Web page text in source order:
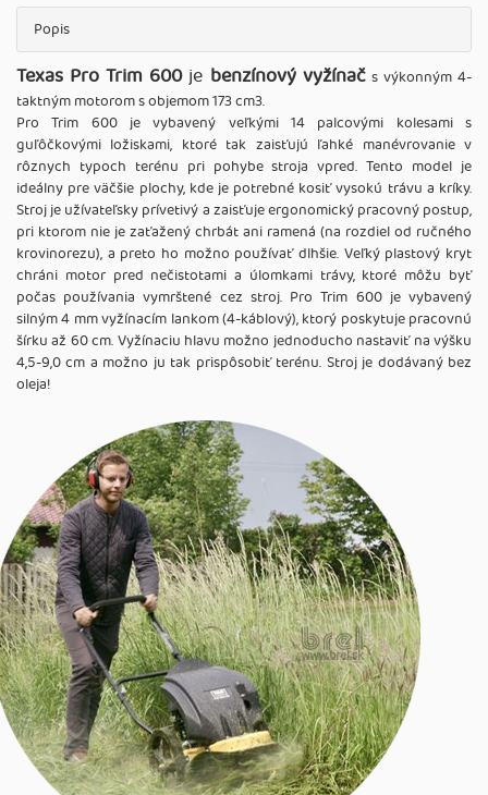
Popis
Texas Pro Trim 600je benzínový vyžínačs výkonným 4-
taktným motorom s objemom 173 cm3.
Pro Trim 600 je vybavený veľkými 14 palcovými kolesami s
guľôčkovými ložiskami, ktoré tak zaisťujú ľahké manévrovanie v
rôznych typoch terénu pri pohybe stroja vpred. Tento model je
ideálny pre väčšie plochy, kde je potrebné kosiť vysokú trávu a kríky.
Stroj je užívateľsky prívetivý a zaisťuje ergonomický pracovný postup,
pri ktorom nie je zaťažený chrbát ani ramená (na rozdiel od ručného
krovinorezu), a preto ho možno používať dlhšie. Veľký plastový kryt
chráni motor pred nečistotami a úlomkami trávy, ktoré môžu byť
počas používania vymrštené cez stroj. Pro Trim 600 je vybavený
silným 4 mm vyžínacím lankom (4-káblový), ktorý poskytuje pracovnú
šírku až 60 cm. Vyžínaciu hlavu možno jednoducho nastaviť na výšku
4,5-9,0 cm a možno ju tak prispôsobiť terénu. Stroj je dodávaný bez
oleja!